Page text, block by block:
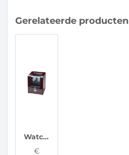
Gerelateerde producten
Watchwinder Advance voor 2 horloges
€